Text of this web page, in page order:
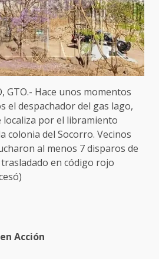
GTO.- Hace unos momentos
el despachador del gas lago,
localiza por el libramiento
colonia del Socorro. Vecinos
al menos 7 disparos de
en código rojo
Acción